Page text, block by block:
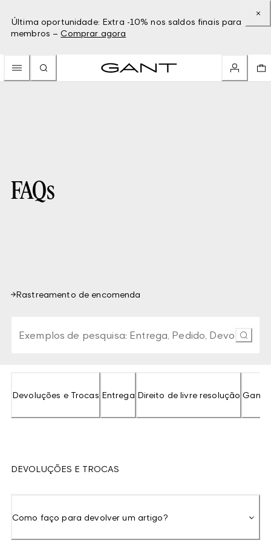
Última oportunidade: Extra -10% nos saldos finais para
membros – Comprar agora
FAQs
Rastreamento de encomenda
Devoluções e Trocas Entrega Direito de livre resolução Gant
DEVOLUÇÕES E TROCAS
Como faço para devolver um artigo?